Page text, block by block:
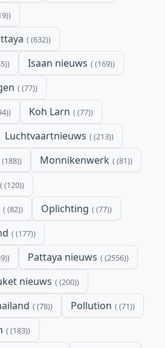
(632)
Isaan nieuws (169)
(77)
Koh Larn (77)
Luchtvaartnieuws (213)
(188) Monnikenwerk (81)
(120)
(82) Oplichting (77)
(177)
Pattaya nieuws (2556)
nieuws (200)
(78) Pollution (71)
(183)